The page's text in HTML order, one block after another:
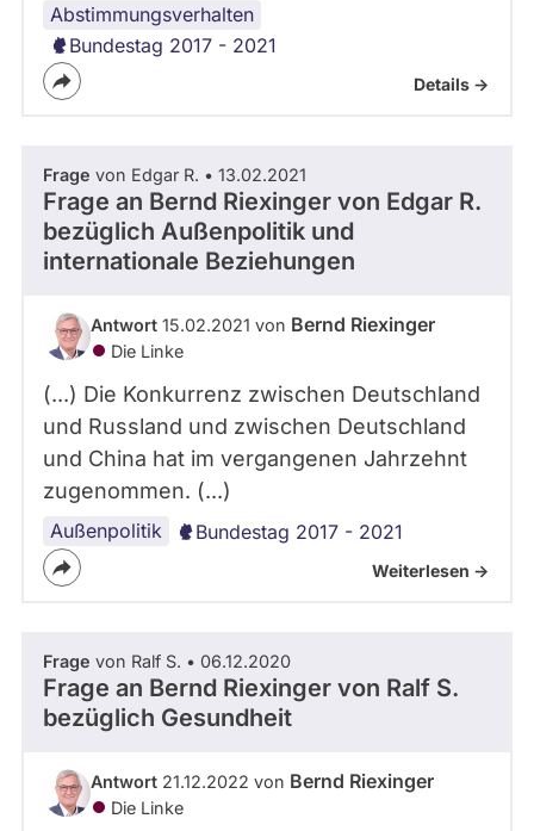
Abstimmungsverhalten
Bundestag 2017 - 2021
Details ->
Frage von Edgar R. • 13.02.2021
Frage an Bernd Riexinger von Edgar R.
bezüglich Außenpolitik und
internationale Beziehungen
Antwort 15.02.2021 von Bernd Riexinger
Die Linke
(...) Die Konkurrenz zwischen Deutschland
und Russland und zwischen Deutschland
und China hat im vergangenen Jahrzehnt
zugenommen. (...)
Außenpolitik Bundestag 2017 - 2021
Weiterlesen ->
Frage von Ralf S. • 06.12.2020
Frage an Bernd Riexinger von Ralf S.
bezüglich Gesundheit
Antwort 21.12.2022 von Bernd Riexinger
Die Linke